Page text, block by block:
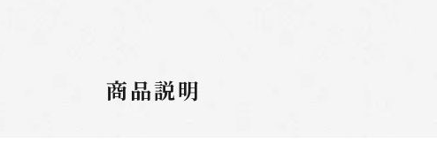
商品説明